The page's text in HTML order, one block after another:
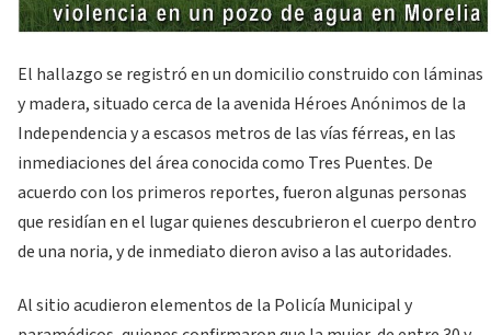
El hallazgo se registró en un domicilio construido con láminas
y madera, situado cerca de la avenida Héroes Anónimos de la
Independencia y a escasos metros de las vías férreas, en las
inmediaciones del área conocida como Tres Puentes. De
acuerdo con los primeros reportes, fueron algunas personas
que residían en el lugar quienes descubrieron el cuerpo dentro
de una noria, y de inmediato dieron aviso a las autoridades.
Al sitio acudieron elementos de la Policía Municipal y